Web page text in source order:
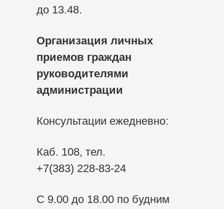
до 13.48.
Организация личных
приемов граждан
руководителями
администрации
Консультации ежедневно:
Каб. 108, тел.
+7(383) 228-83-24
С 9.00 до 18.00 по будним